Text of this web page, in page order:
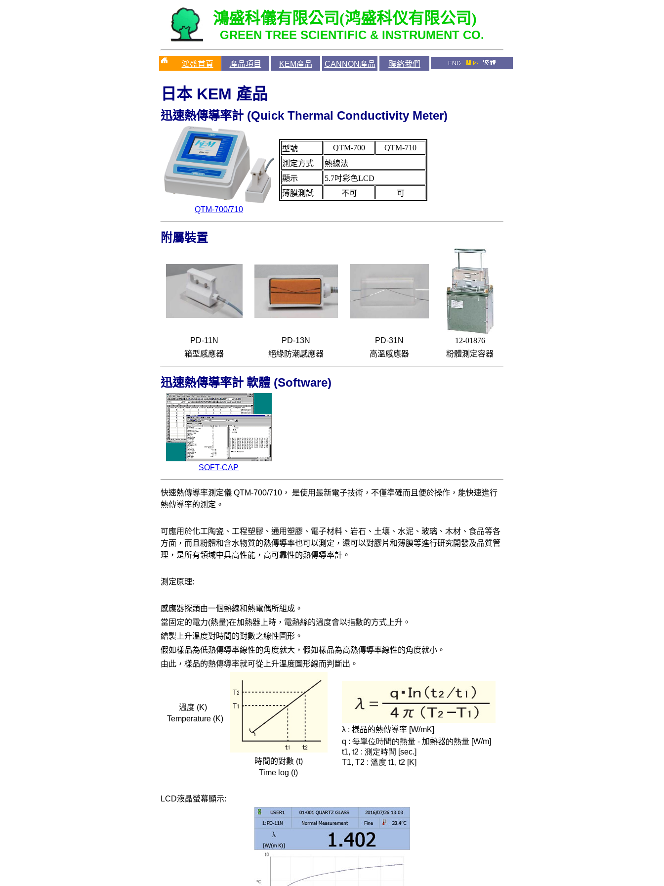
鴻盛科儀有限公司(鸿盛科仪有限公司)
GREEN TREE SCIENTIFIC & INSTRUMENT CO.
鴻盛首頁 產品項目 KEM產品 CANNON產品 聯絡我們
日本KEM 產品
迅速熱傳導率計 (Quick Thermal Conductivity Meter)
型號 QTM-700
QTM-710
測定方式
熱線法
顯示
5.7吋彩色LCD
薄膜測試
不可
可
QTM-700/710
附屬裝置
PD-11N PD-13N PD-31N
12-01876
箱型感應器
絕緣防潮感應器 高溫感應器 粉體測定容器
迅速熱傳導率計 軟體 (Software)
SOFT-CAP
快速熱傳導率測定儀 QTM-700/710， 是使用最新電子技術，不僅準確而且便於操作，能快速進行
熱傳導率的測定。
可應用於化工陶瓷、工程塑膠、通用塑膠、電子材料、岩石、土壤、水泥、玻璃、木材、食品等各
方面，而且粉體和含水物質的熱傳導率也可以測定，還可以對膠片和薄膜等進行研究開發及品質管
理，是所有領域中具高性能，高可靠性的熱傳導率計。
測定原理:
感應器探頭由一個熱線和熱電偶所組成。
當固定的電力(熱量)在加熱器上時，電熱絲的溫度會以指數的方式上升。
繪製上升溫度對時間的對數之線性圖形。
假如樣品為低熱傳導率線性的角度就大，假如樣品為高熱傳導率線性的角度就小。
由此，樣品的熱傳導率就可從上升溫度圖形線而判斷出。
溫度 (K)
Temperature (K)
λ : 樣品的熱傳導率 [W/mK]
q : 每單位時間的熱量 - 加熱器的熱量 [W/m]
t1, t2 : 測定時間 [sec.]
T1, T2 : 溫度 t1, t2 [K]
時間的對數 (t)
Time log (t)
LCD液晶螢幕顯示: